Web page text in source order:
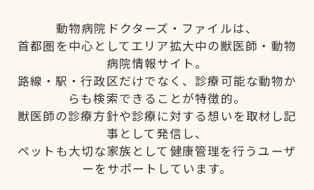
動物病院ドクターズ・ファイルは、
首都圏を中心としてエリア拡大中の獣医師・動物
病院情報サイト。
路線・駅・行政区だけでなく、診療可能な動物か
らも検索できることが特徴的。
獣医師の診療方針や診療に対する想いを取材し記
事として発信し、
ペットも大切な家族として健康管理を行うユーザ
ーをサポートしています。